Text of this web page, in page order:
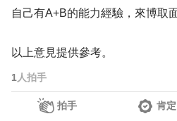
自己有A+B的能力經驗，來博取
以上意見提供參考。
1 人拍手
拍手 肯定